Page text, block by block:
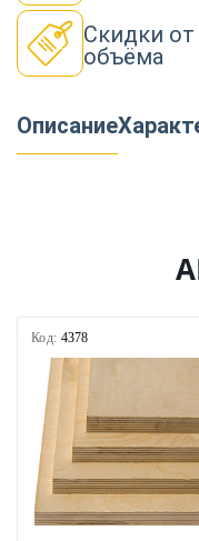
Скидки от
объёма
Описание
Код: 4378